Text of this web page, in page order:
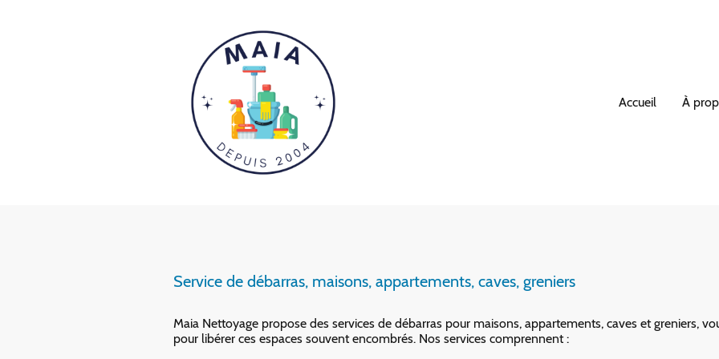
Accueil À
Service de débarras, maisons, appartements, caves, greniers
Maia Nettoyage propose des services de débarras pour maisons, appartements, caves et greniers,
pour libérer ces espaces souvent encombrés. Nos services comprennent :